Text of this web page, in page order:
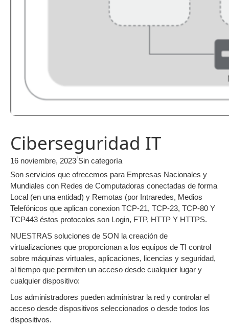
Ciberseguridad IT
16 noviembre, 2023/Sin categoría
Son servicios que ofrecemos para Empresas Nacionales y
Mundiales con Redes de Computadoras conectadas de forma
Local (en una entidad) y Remotas (por Intraredes, Medios
Telefónicos que aplican conexion TCP-21, TCP-23, TCP-80 Y
TCP443 éstos protocolos son Login, FTP, HTTP Y HTTPS.
NUESTRAS soluciones de SON la creación de
virtualizaciones que proporcionan a los equipos de TI control
sobre máquinas virtuales, aplicaciones, licencias y seguridad,
al tiempo que permiten un acceso desde cualquier lugar y
cualquier dispositivo:
Los administradores pueden administrar la red y controlar el
acceso desde dispositivos seleccionados o desde todos los
dispositivos.